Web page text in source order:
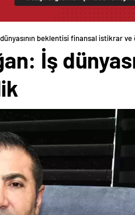
dünyasının beklentisi finansal istikrar
İş